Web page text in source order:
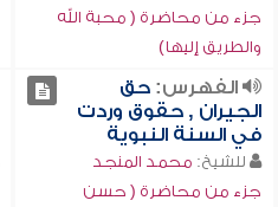
جزء من محاضرة ( محبة الله
والطريق إليها)
الفهرس:حق
الجيران , حقوق وردت
في السنة النبوية
للشيخ: محمد المنجد
جزء من محاضرة ( حسن